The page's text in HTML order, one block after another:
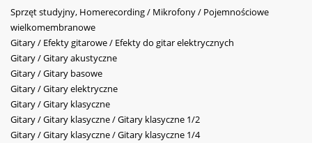
Sprzęt studyjny, Homerecording / Mikrofony / Pojemnościowe
wielkomembranowe
Gitary / Efekty gitarowe / Efekty do gitar elektrycznych
Gitary / Gitary akustyczne
Gitary / Gitary basowe
Gitary / Gitary elektryczne
Gitary / Gitary klasyczne
Gitary / Gitary klasyczne / Gitary klasyczne 1/2
Gitary / Gitary klasyczne / Gitary klasyczne 1/4